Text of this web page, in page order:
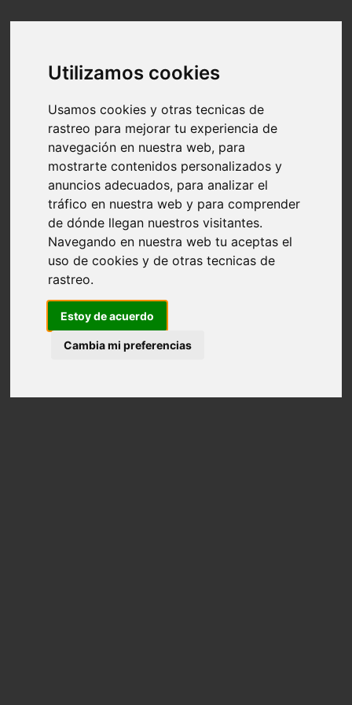
Utilizamos cookies
Usamos cookies y otras tecnicas de
rastreo para mejorar tu experiencia de
navegación en nuestra web, para
mostrarte contenidos personalizados y
anuncios adecuados, para analizar el
tráfico en nuestra web y para comprender
de dónde llegan nuestros visitantes.
Navegando en nuestra web tu aceptas el
uso de cookies y de otras tecnicas de
rastreo.
Estoy de acuerdo
Cambia mi preferencias